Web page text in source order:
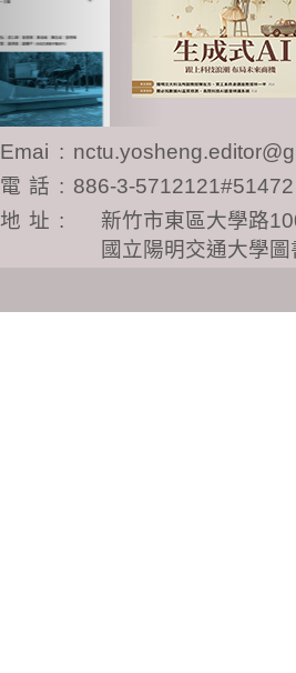
Email :
電話 : 886-3-5712121#51472
地址 :
新竹市東區大學路
國立陽明交通大學